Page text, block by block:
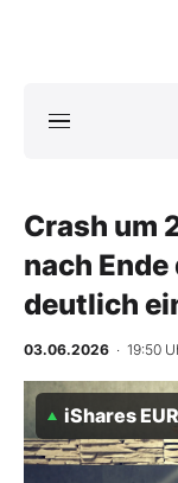
Finanz-Check
Abo & Shop
BO-
Experten
Crash um
nach
deutlich
03.06.2026 · 19:50
iShares